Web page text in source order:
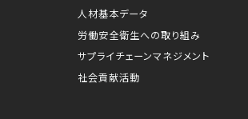
人材基本データ
労働安全衛生への取り組み
サプライチェーンマネジメント
社会貢献活動